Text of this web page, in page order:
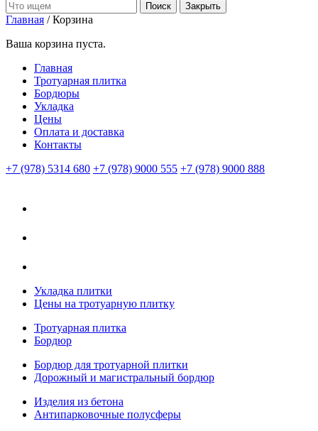
Закрыть
Главная /Корзина
Ваша корзина пуста.
Главная
Тротуарная плитка
Бордюры
Укладка
Цены
Оплата и доставка
Контакты
+7 (978) 5314 680 +7 (978) 9000 555 +7 (978) 9000 888
Укладка плитки
Цены на тротуарную плитку
Тротуарная плитка
Бордюр
Бордюр для тротуарной плитки
Дорожный и магистральный бордюр
Изделия из бетона
Антипарковочные полусферы